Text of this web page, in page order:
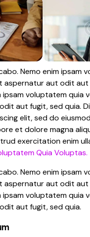
Nemo enim ipsam
aspernatur aut odit
ipsam voluptatem quia
aut fugit, sed quia.
elit, sed do
et dolore magna
exercitation enim
Quia Voluptas.
Nemo enim ipsam
aspernatur aut odit
ipsam voluptatem quia
aut fugit, sed quia.